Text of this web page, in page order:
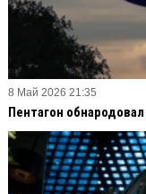
8 Май 2026 21:35
Пентагон обнародовал